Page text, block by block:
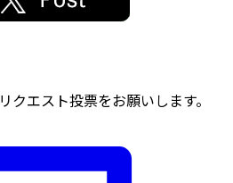
クエスト投票をお願いします。